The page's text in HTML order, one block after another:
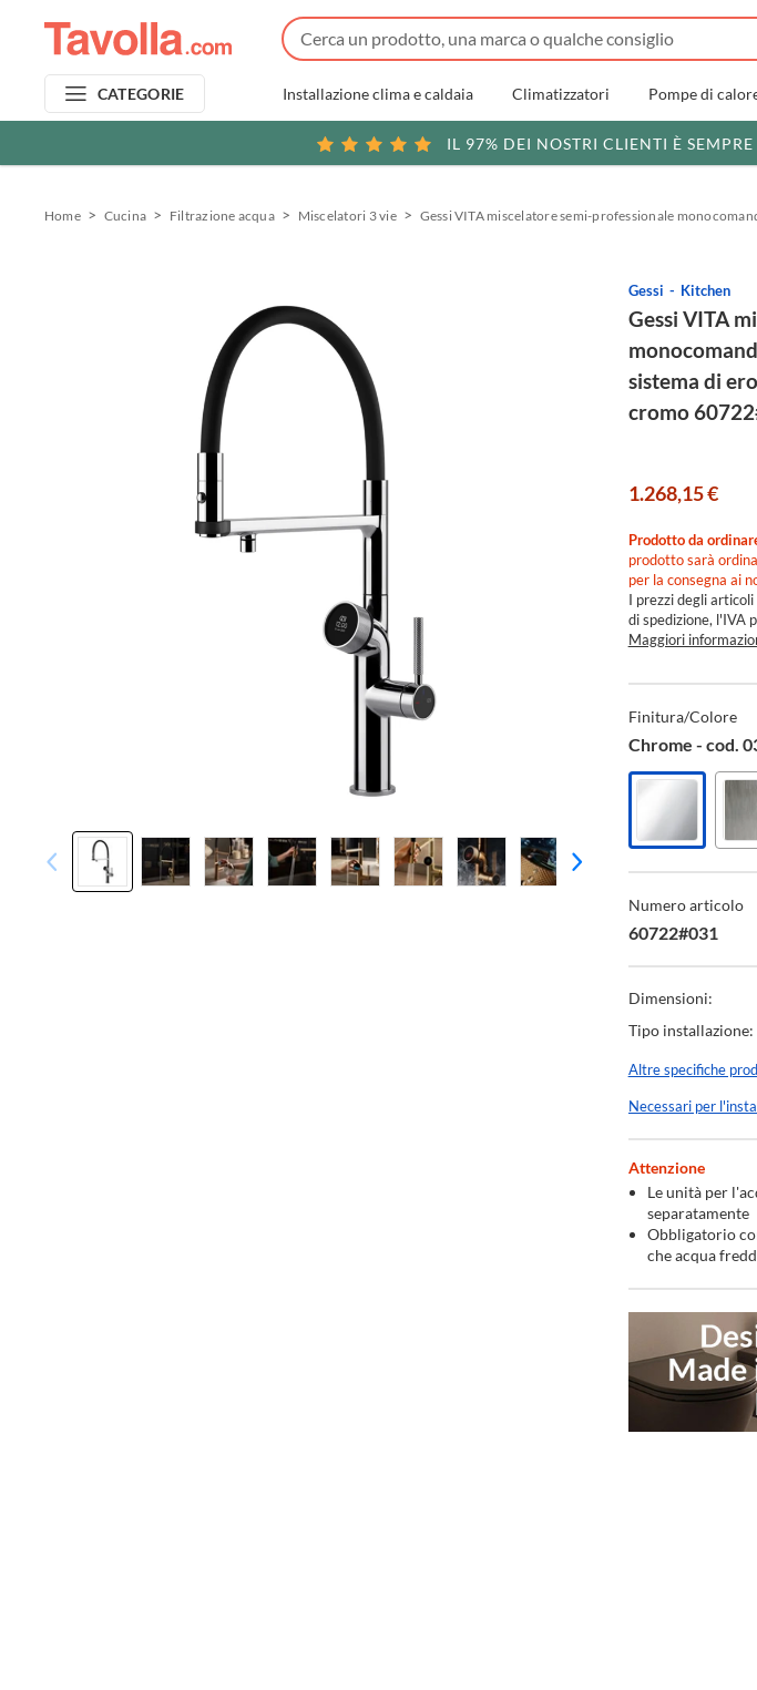
CATEGORIE Installazione clima e caldaia Climatizzatori Pompe di
IL 97% DEI NOSTRI CLIENTI È
Home Cucina Filtrazione acqua Miscelatori 3 vie Gessi VITA miscelatore semi-professionale
Gessi Kitchen
Gessi VITA
sistema di
cromo
1.268,15 €
Prodotto da
prodotto sarà
per la consegna ai
I prezzi degli
di spedizione, l'IVA
Maggiori
Specifiche
Tecniche
Finitura/Colore
Chrome - cod.
Chrome
-
031
Numero articolo
60722#031
Dimensioni:
Tipo installazione:
Altre specifiche
Attenzione
Le unità per
separatamente
Obbligatorio
che acqua
Necessari per